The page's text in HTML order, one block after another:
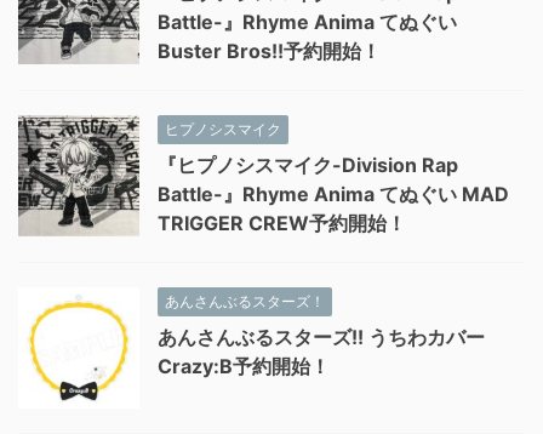
Battle-』Rhyme Anima てぬぐい
Buster Bros!!予約開始！
ヒプノシスマイク
『ヒプノシスマイク-Division Rap
Battle-』Rhyme Anima てぬぐい MAD
TRIGGER CREW予約開始！
あんさんぶるスターズ！
あんさんぶるスターズ!! うちわカバー
Crazy:B予約開始！